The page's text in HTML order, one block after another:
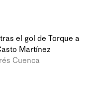
el gol de Torque a
Martínez
Cuenca